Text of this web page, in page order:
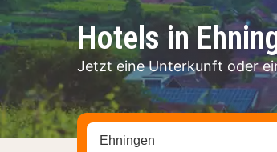
Hotels in
Jetzt eine Unterkunft oder
Stadt, Region oder Hotel